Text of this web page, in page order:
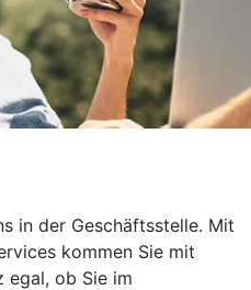
in der Geschäftsstelle. Mit
kommen Sie mit
egal, ob Sie im